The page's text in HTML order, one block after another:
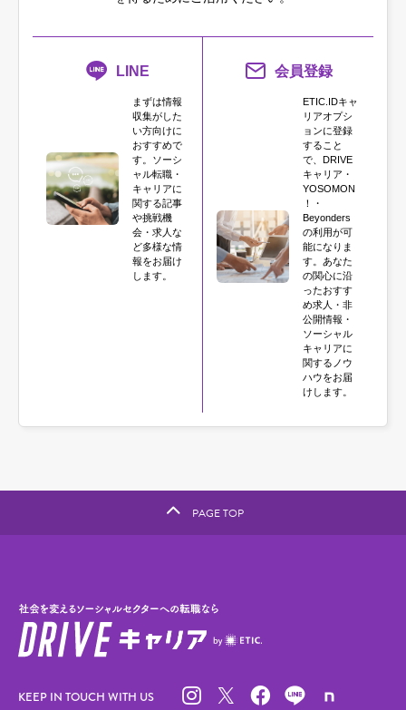
LINE
まずは情報
収集がした
い方向けに
おすすめで
す。ソーシ
ャル転職・
キャリアに
関する記事
や挑戦機
会・求人な
ど多様な情
報をお届け
します。
会員登録
ETIC.IDキャ
リアオプシ
ョンに登録
すること
で、DRIVE
キャリア・
YOSOMON
！・
Beyonders
の利用が可
能になりま
す。あなた
の関心に沿
ったおすす
め求人・非
公開情報・
ソーシャル
キャリアに
関するノウ
ハウをお届
けします。
PAGE TOP
KEEP IN TOUCH WITH US